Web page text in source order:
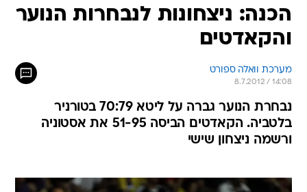
הכנה: ניצחונות לנבחרות הנוער
והקאדטים
מערכת וואלה ספורט
8.7.2012 / 14:08
נבחרת הנוער גברה על ליטא 70:79 בטורניר
בלטביה. הקאדטים הביסה 51-95 את אסטוניה
ורשמה ניצחון שישי